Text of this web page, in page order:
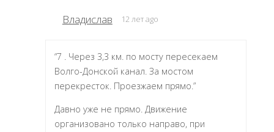
Владислав 12 лет ago
“7 . Через 3,3 км. по мосту пересекаем
Волго-Донской канал. За мостом
перекресток. Проезжаем прямо.”
Давно уже не прямо. Движение
организовано только направо, при